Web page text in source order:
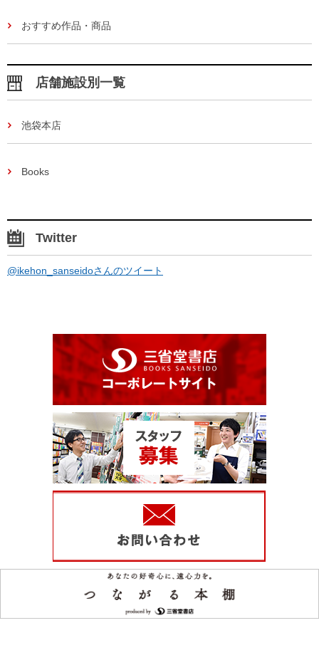
おすすめ作品・商品
店舗施設別一覧
池袋本店
Books
Twitter
@ikehon_sanseidoさんのツイート